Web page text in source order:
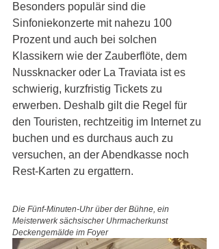
Besonders populär sind die
Sinfoniekonzerte mit nahezu 100
Prozent und auch bei solchen
Klassikern wie der Zauberflöte, dem
Nussknacker oder La Traviata ist es
schwierig, kurzfristig Tickets zu
erwerben. Deshalb gilt die Regel für
den Touristen, rechtzeitig im Internet zu
buchen und es durchaus auch zu
versuchen, an der Abendkasse noch
Rest-Karten zu ergattern.
Die Fünf-Minuten-Uhr über der Bühne, ein
Meisterwerk sächsischer Uhrmacherkunst
Deckengemälde im Foyer